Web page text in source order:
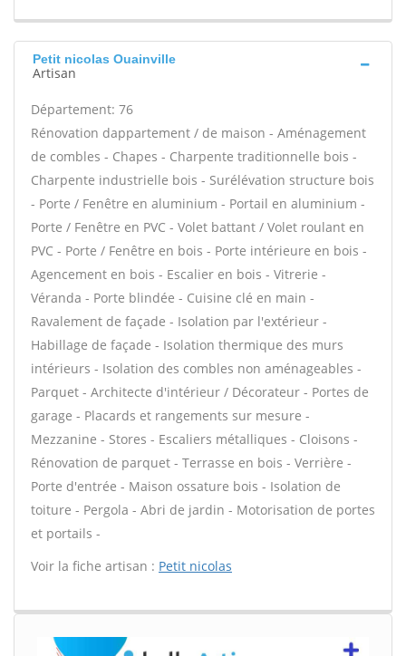
Petit nicolas Ouainville
Artisan
Département: 76
Rénovation dappartement / de maison - Aménagement
de combles - Chapes - Charpente traditionnelle bois -
Charpente industrielle bois - Surélévation structure bois
- Porte / Fenêtre en aluminium - Portail en aluminium -
Porte / Fenêtre en PVC - Volet battant / Volet roulant en
PVC - Porte / Fenêtre en bois - Porte intérieure en bois -
Agencement en bois - Escalier en bois - Vitrerie -
Véranda - Porte blindée - Cuisine clé en main -
Ravalement de façade - Isolation par l'extérieur -
Habillage de façade - Isolation thermique des murs
intérieurs - Isolation des combles non aménageables -
Parquet - Architecte d'intérieur / Décorateur - Portes de
garage - Placards et rangements sur mesure -
Mezzanine - Stores - Escaliers métalliques - Cloisons -
Rénovation de parquet - Terrasse en bois - Verrière -
Porte d'entrée - Maison ossature bois - Isolation de
toiture - Pergola - Abri de jardin - Motorisation de portes
et portails -
Voir la fiche artisan : Petit nicolas